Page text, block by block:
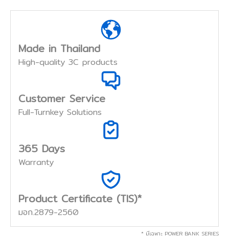
Made in Thailand
High-quality 3C products
Customer Service
Full-Turnkey Solutions
365 Days
Warranty
Product Certificate (TIS)*
มอก.2879-2560
* มีเฉพาะ POWER BANK SERIES